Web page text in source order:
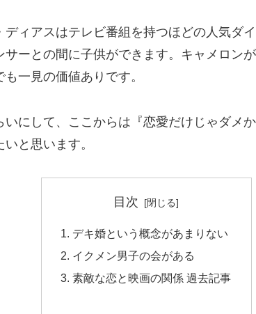
ディアスはテレビ番組を持つほどの人気ダ
サーとの間に子供ができます。キャメロン
一見の価値ありです。
いにして、ここからは『恋愛だけじゃダメ
と思います。
目次
デキ婚という概念があまりない
イクメン男子の会がある
素敵な恋と映画の関係 過去記事